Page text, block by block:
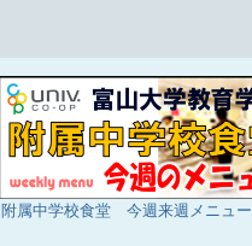
附属中学校食堂 今週来週メニュ